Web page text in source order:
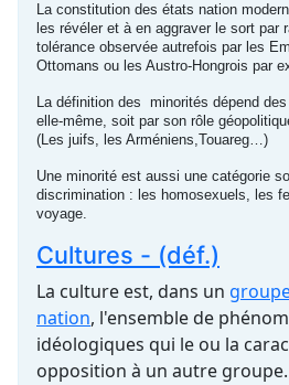
La constitution des états nation
les révéler et à en aggraver le sort par
tolérance observée autrefois par les
Ottomans ou les Austro-Hongrois par
La définition des minorités dépend
elle-même, soit par son rôle
(Les juifs, les Arméniens,Touareg…)
Une minorité est aussi une catégorie
discrimination : les homosexuels, les
voyage.
Cultures - (déf.)
La culture est, dans un
nation, l'ensemble de
idéologiques qui le ou la
opposition à un autre